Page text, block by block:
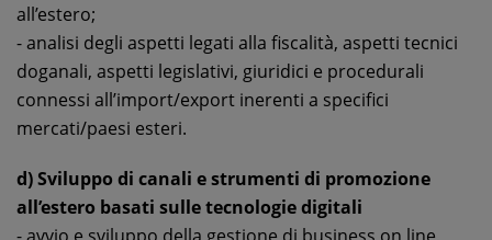
all’estero;
- analisi degli aspetti legati alla fiscalità, aspetti tecnici
doganali, aspetti legislativi, giuridici e procedurali
connessi all’import/export inerenti a specifici
mercati/paesi esteri.
d) Sviluppo di canali e strumenti di promozione
all’estero basati sulle tecnologie digitali